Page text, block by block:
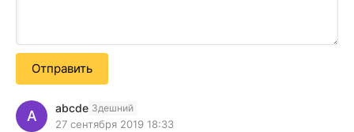
Отправить
A abcde Здешний
27 сентября 2019 18:33